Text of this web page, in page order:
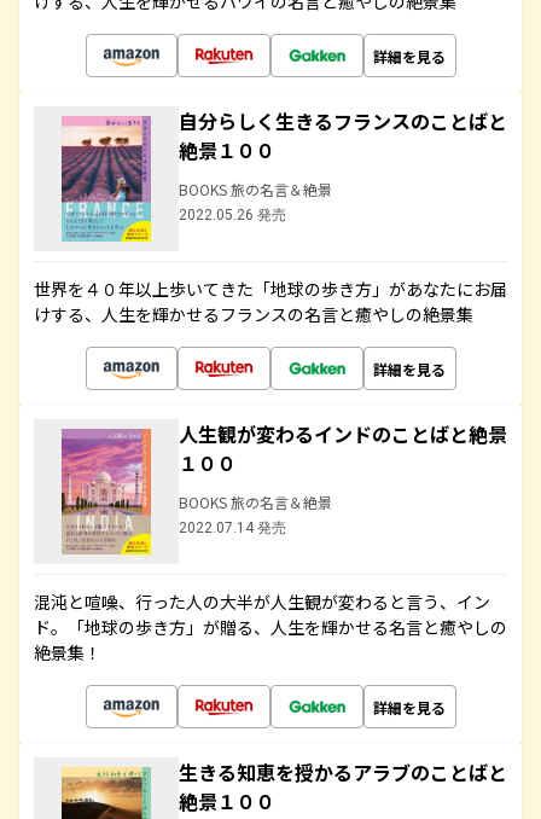
詳細を見る
自分らしく生きるフランスのことばと
絶景１００
BOOKS 旅の名言＆絶景
2022.05.26 発売
世界を４０年以上歩いてきた「地球の歩き方」があなたにお届
けする、人生を輝かせるフランスの名言と癒やしの絶景集
詳細を見る
人生観が変わるインドのことばと絶景
１００
BOOKS 旅の名言＆絶景
2022.07.14 発売
混沌と喧噪、行った人の大半が人生観が変わると言う、イン
ド。「地球の歩き方」が贈る、人生を輝かせる名言と癒やしの
絶景集！
詳細を見る
生きる知恵を授かるアラブのことばと
絶景１００